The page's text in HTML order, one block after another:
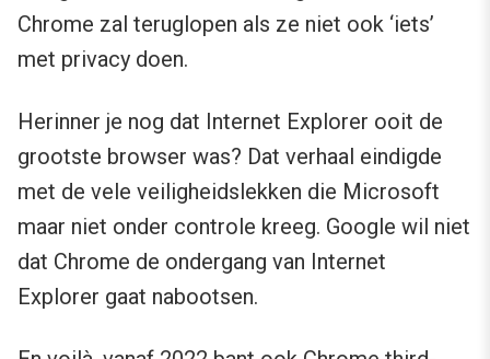
Chrome zal teruglopen als ze niet ook ‘iets’
met privacy doen.
Herinner je nog dat Internet Explorer ooit de
grootste browser was? Dat verhaal eindigde
met de vele veiligheidslekken die Microsoft
maar niet onder controle kreeg. Google wil niet
dat Chrome de ondergang van Internet
Explorer gaat nabootsen.